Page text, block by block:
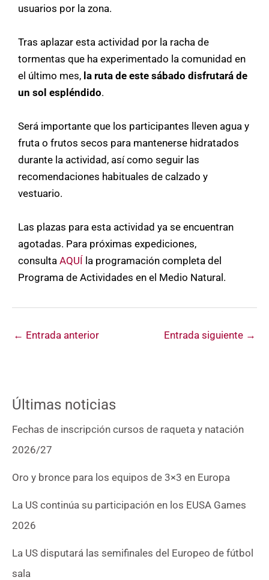
usuarios por la zona.
Tras aplazar esta actividad por la racha de
tormentas que ha experimentado la comunidad en
el último mes, la ruta de este sábado disfrutará de
un sol espléndido.
Será importante que los participantes lleven agua y
fruta o frutos secos para mantenerse hidratados
durante la actividad, así como seguir las
recomendaciones habituales de calzado y
vestuario.
Las plazas para esta actividad ya se encuentran
agotadas. Para próximas expediciones,
consulta AQUÍ la programación completa del
Programa de Actividades en el Medio Natural.
← Entrada anterior Entrada siguiente →
Últimas noticias
Fechas de inscripción cursos de raqueta y natación
2026/27
Oro y bronce para los equipos de 3×3 en Europa
La US continúa su participación en los EUSA Games
2026
La US disputará las semifinales del Europeo de fútbol
sala